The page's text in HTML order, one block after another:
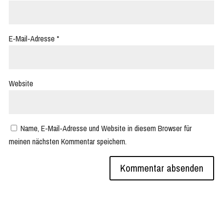
E-Mail-Adresse *
Website
Name, E-Mail-Adresse und Website in diesem Browser für
meinen nächsten Kommentar speichern.